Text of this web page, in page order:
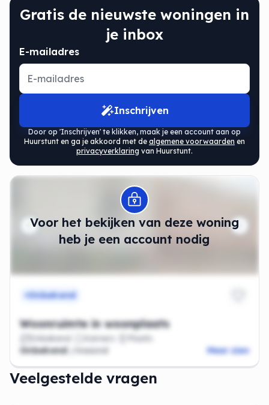
Gratis de nieuwste woningen in
je inbox
E-mailadres
Inschrijven
Door op 'Inschrijven' te klikken, maak je een account aan op
Huurstunt en ga je akkoord met de algemene voorwaarden en
privacyverklaring van Huurstunt.
Voor het bekijken van deze woning
heb je een account nodig
Modal openen
Onbekend
Woonruimte in woonplaats
Onbekend Kamers
Plaats
Onbekend
/maand Meer zien
Veelgestelde vragen